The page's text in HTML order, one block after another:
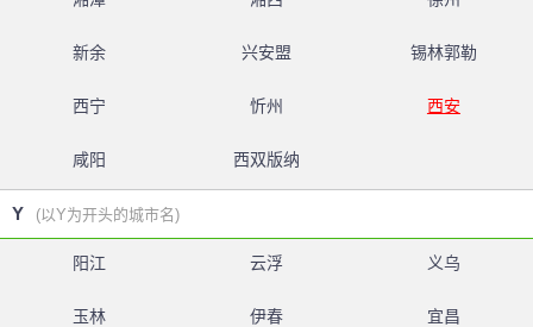
新余 兴安盟 锡林郭勒
西宁 忻州 西安
咸阳 西双版纳
Y (以Y为开头的城市名)
阳江 云浮 义乌
玉林 伊春 宜昌